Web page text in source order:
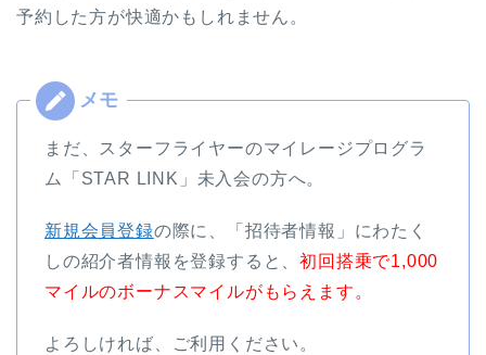
予約した方が快適かもしれません。
まだ、スターフライヤーのマイレージプログラ
ム「STAR LINK」未入会の方へ。
新規会員登録の際に、「招待者情報」にわたく
しの紹介者情報を登録すると、初回搭乗で1,000
マイルのボーナスマイルがもらえます。
よろしければ、ご利用ください。